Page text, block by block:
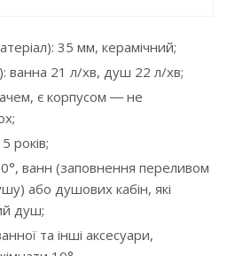
35 мм, керамічний;
ванна 21 л/хв, душ 22 л/хв;
є корпусом ― не
років;
ванн (заповнення переливом
або душових кабін, які
душ;
та інші аксесуари,